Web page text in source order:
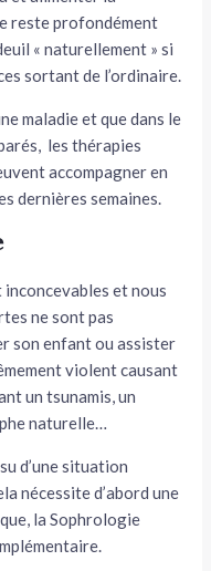
reste profondément
« naturellement » si
sortant de l’ordinaire.
maladie et que dans le
les thérapies
accompagner en
dernières semaines.
inconcevables et nous
ne sont pas
son enfant ou assister
violent causant
un tsunamis, un
naturelle…
d’une situation
nécessite d’abord une
la Sophrologie